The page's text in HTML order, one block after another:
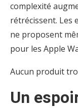
complexité
rétrécissent. Les
ne proposent
pour les Apple
Aucun produit
Un